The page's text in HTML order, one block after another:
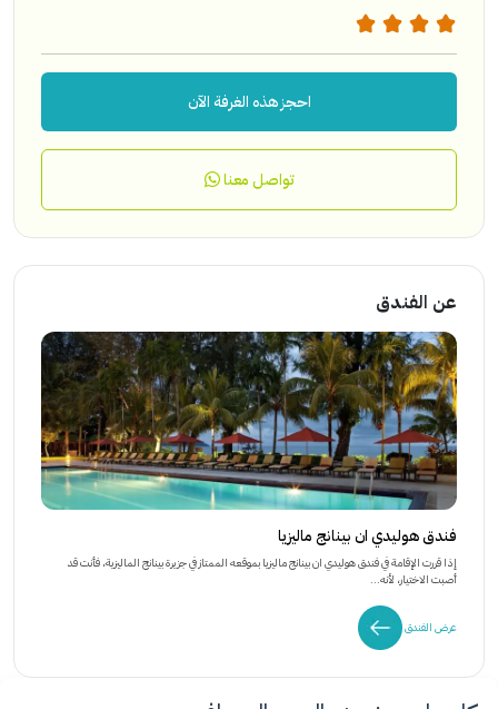
احجز هذه الغرفة الآن
تواصل معنا
عن الفندق
فندق هوليدي ان بينانج ماليزيا
إذا قررت الإقامة في فندق هوليدي ان بينانج ماليزيا بموقعه الممتاز في جزيرة بينانج الماليزية، فأنت قد
أصبت الاختيار، لأنه...
عرض الفندق